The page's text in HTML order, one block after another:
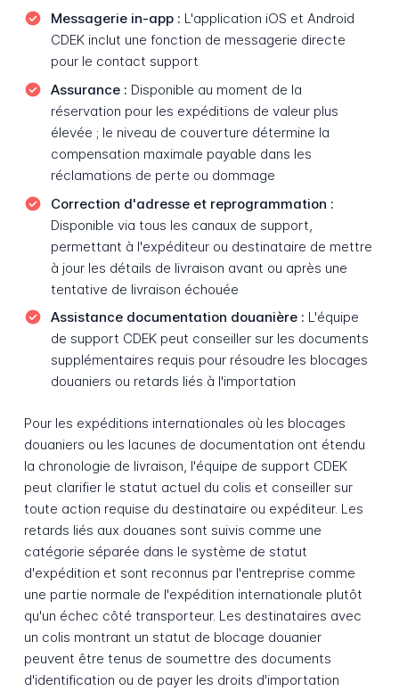
Messagerie in-app : L'application iOS et Android
CDEK inclut une fonction de messagerie directe
pour le contact support
Assurance : Disponible au moment de la
réservation pour les expéditions de valeur plus
élevée ; le niveau de couverture détermine la
compensation maximale payable dans les
réclamations de perte ou dommage
Correction d'adresse et reprogrammation :
Disponible via tous les canaux de support,
permettant à l'expéditeur ou destinataire de mettre
à jour les détails de livraison avant ou après une
tentative de livraison échouée
Assistance documentation douanière : L'équipe
de support CDEK peut conseiller sur les documents
supplémentaires requis pour résoudre les blocages
douaniers ou retards liés à l'importation
Pour les expéditions internationales où les blocages
douaniers ou les lacunes de documentation ont étendu
la chronologie de livraison, l'équipe de support CDEK
peut clarifier le statut actuel du colis et conseiller sur
toute action requise du destinataire ou expéditeur. Les
retards liés aux douanes sont suivis comme une
catégorie séparée dans le système de statut
d'expédition et sont reconnus par l'entreprise comme
une partie normale de l'expédition internationale plutôt
qu'un échec côté transporteur. Les destinataires avec
un colis montrant un statut de blocage douanier
peuvent être tenus de soumettre des documents
d'identification ou de payer les droits d'importation